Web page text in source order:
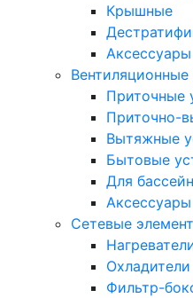
Крышные
Аксессуары
Вентиляционные
Приточные
Приточно-
Вытяжные
Бытовые
Для
Аксессуары
Сетевые
Охладители
Фильтр-